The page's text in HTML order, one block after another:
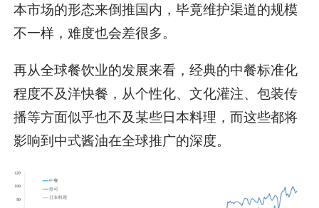
本市场的形态来倒推国内，毕竟维护渠道的规模
不一样，难度也会差很多。
再从全球餐饮业的发展来看，经典的中餐标准化
程度不及洋快餐，从个性化、文化灌注、包装传
播等方面似乎也不及某些日本料理，而这些都将
影响到中式酱油在全球推广的深度。